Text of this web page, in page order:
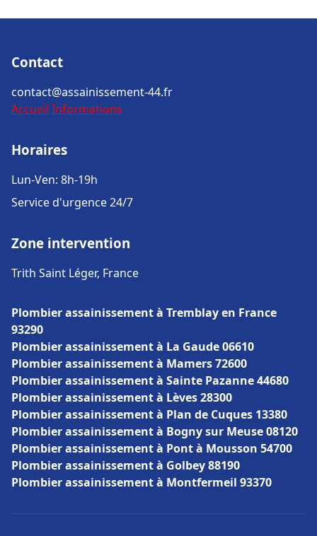
Contact
contact@assainissement-44.fr
Accueil Informations
Horaires
Lun-Ven: 8h-19h
Service d'urgence 24/7
Zone intervention
Trith Saint Léger, France
Plombier assainissement à Tremblay en France
93290
Plombier assainissement à La Gaude 06610
Plombier assainissement à Mamers 72600
Plombier assainissement à Sainte Pazanne 44680
Plombier assainissement à Lèves 28300
Plombier assainissement à Plan de Cuques 13380
Plombier assainissement à Bogny sur Meuse 08120
Plombier assainissement à Pont à Mousson 54700
Plombier assainissement à Golbey 88190
Plombier assainissement à Montfermeil 93370